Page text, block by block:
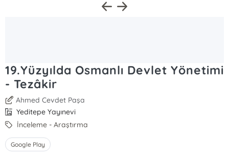
19.Yüzyılda Osmanlı Devlet Yönetimi
- Tezâkir
Ahmed Cevdet Paşa
Yeditepe Yayınevi
İnceleme - Araştırma
Google Play